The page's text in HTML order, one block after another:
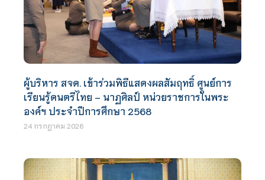
ผู้บริหาร สจด. เข้าร่วมพิธีแสดงผลสัมฤทธิ์ ศูนย์การ
เรียนรู้ดนตรีไทย – นาฏศิลป์ หน่วยราชการในพระ
องค์ฯ ประจำปีการศึกษา 2568
24 กรกฎาคม 2026